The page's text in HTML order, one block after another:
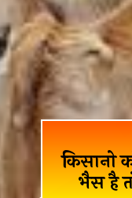
किसानो
भैस है